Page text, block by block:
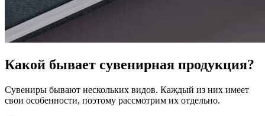
Какой бывает сувенирная продукция?
Сувениры бывают нескольких видов. Каждый из них имеет
свои особенности, поэтому рассмотрим их отдельно.